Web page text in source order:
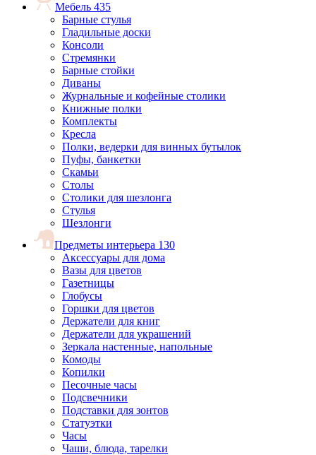
Мебель 435
Барные стулья
Гладильные доски
Консоли
Стремянки
Барные стойки
Диваны
Журнальные и кофейные столики
Книжные полки
Комплекты
Кресла
Полки, ведерки для винных бутылок
Пуфы, банкетки
Скамьи
Столы
Столики для шезлонга
Стулья
Шезлонги
Предметы интерьера 130
Аксессуары для дома
Вазы для цветов
Газетницы
Глобусы
Горшки для цветов
Держатели для книг
Держатели для украшений
Зеркала настенные, напольные
Комоды
Копилки
Песочные часы
Подсвечники
Подставки для зонтов
Статуэтки
Часы
Чаши, блюда, тарелки